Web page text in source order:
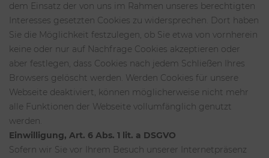
dem Einsatz der von uns im Rahmen unseres berechtigten
Interesses gesetzten Cookies zu widersprechen. Dort haben
Sie die Möglichkeit festzulegen, ob Sie etwa von vornherein
keine oder nur auf Nachfrage Cookies akzeptieren oder
aber festlegen, dass Cookies nach jedem Schließen Ihres
Browsers gelöscht werden. Werden Cookies für unsere
Webseite deaktiviert, können möglicherweise nicht mehr
alle Funktionen der Webseite vollumfänglich genutzt
werden.
Einwilligung, Art. 6 Abs. 1 lit. a DSGVO
Sofern wir Sie vor Ihrem Besuch unserer Internetpräsenz